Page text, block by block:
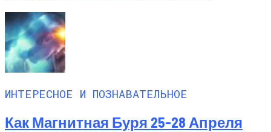
ИНТЕРЕСНОЕ И ПОЗНАВАТЕЛЬНОЕ
Как Магнитная Буря 25-28 Апреля